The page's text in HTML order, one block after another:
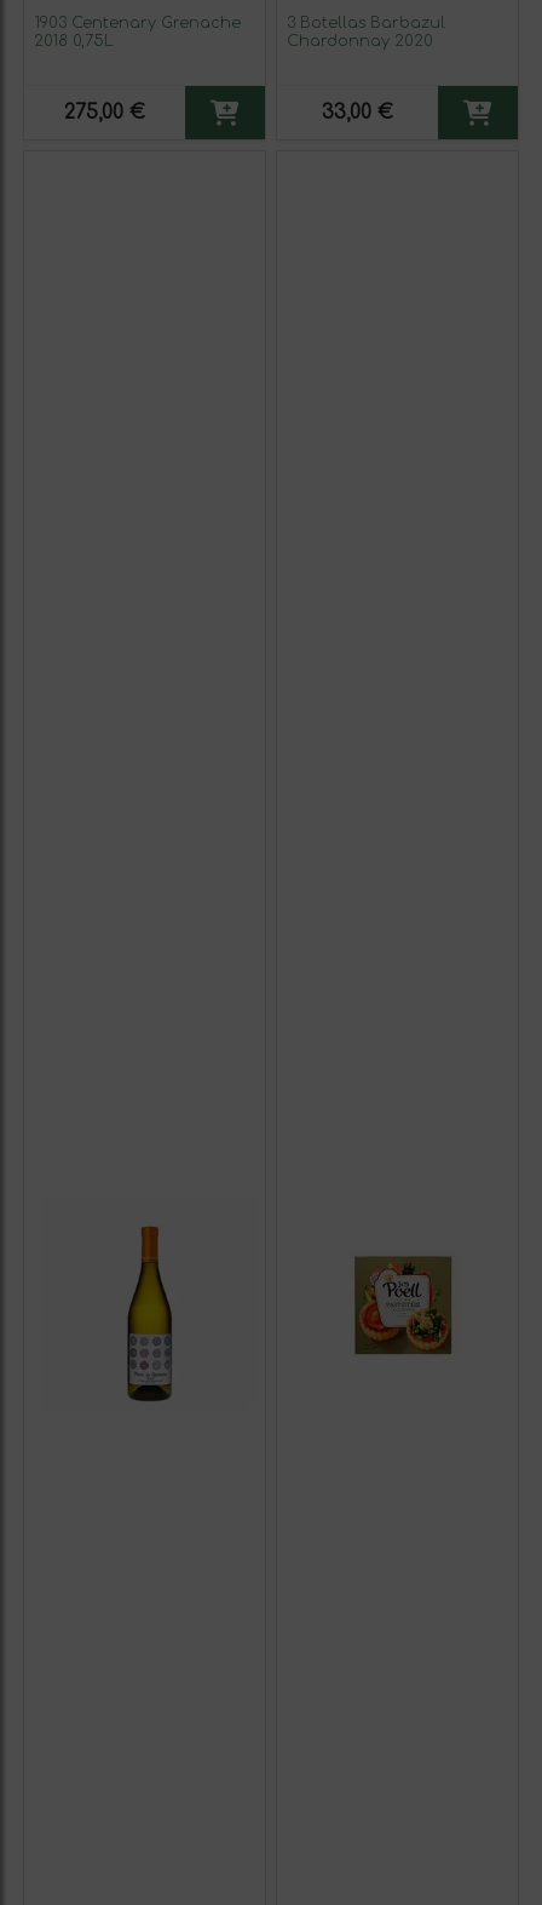
1903 Centenary Grenache
2018 0,75L
275,00 €
3 Botellas Barbazul
Chardonnay 2020
33,00 €